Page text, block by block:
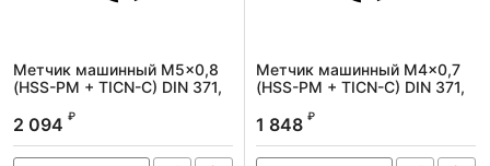
Метчик машинный M5x0,8
(HSS-PM + TICN-C) DIN 371,
Артикул:
2 094 ₽
Метчик машинный M4x0,7
(HSS-PM + TICN-C) DIN 371,
Артикул:
1 848 ₽